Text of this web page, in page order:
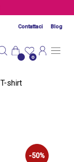
Contattaci Blog
0
T-shirt
-50%